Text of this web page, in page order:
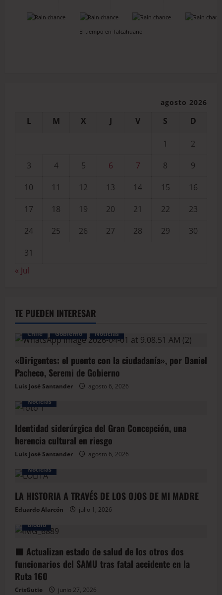
- - - -
El tiempo en Talcahuano
agosto 2026
L M X J V S D
1
2
3
4 5 6 7 8
9
10
11 12 13 14 15
16
17
18 19 20 21 22
23
24
25 26 27 28 29
30
31
« Jul
TE PUEDEN INTERESAR
Chile Gobierno Noticias
«Dirigentes: el puente con la ciudadanía», por Daniel
Pacheco, Seremi de Gobierno
Luis José Santander
agosto 6, 2026
Noticias
Identidad siderúrgica del Gran Concepción, una
herencia cultural en riesgo
Luis José Santander
agosto 6, 2026
Noticias
LA HISTORIA A TRAVÉS DE LOS OJOS DE MI MADRE
Eduardo Alarcón
julio 1, 2026
BioBio
🟥 Actualizan estado de salud de los otros dos
funcionarios del SAMU tras fatal accidente en la
Ruta 160
CrisGutie junio 27, 2026